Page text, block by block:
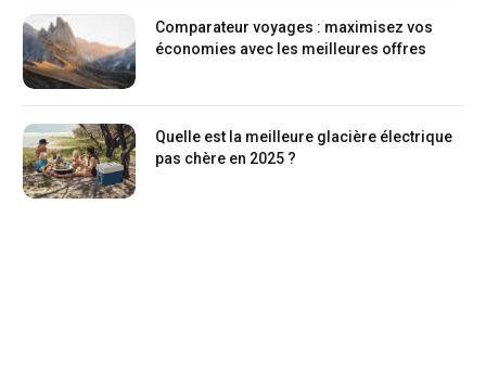
Comparateur voyages : maximisez vos
économies avec les meilleures offres
Quelle est la meilleure glacière électrique
pas chère en 2025 ?